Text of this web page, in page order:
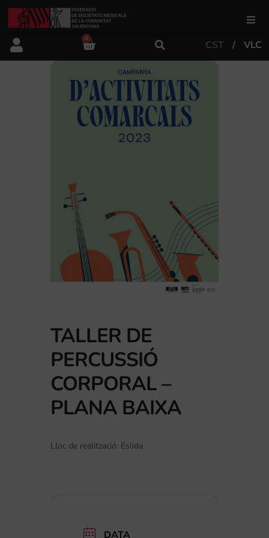
FSMCV
Àrea de gestió
Àrea educativa
0
CST VLC
TALLER DE
PERCUSSIÓ
CORPORAL –
PLANA BAIXA
Lloc de realització: Eslida
DATA